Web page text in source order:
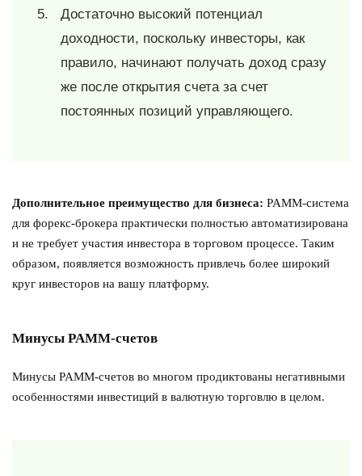
Достаточно высокий потенциал
доходности, поскольку инвесторы, как
правило, начинают получать доход сразу
же после открытия счета за счет
постоянных позиций управляющего.
Дополнительное преимущество для бизнеса: PAMM-система
для форекс-брокера практически полностью автоматизирована
и не требует участия инвестора в торговом процессе. Таким
образом, появляется возможность привлечь более широкий
круг инвесторов на вашу платформу.
Минусы PAMM-счетов
Минусы PAMM-счетов во многом продиктованы негативными
особенностями инвестиций в валютную торговлю в целом.